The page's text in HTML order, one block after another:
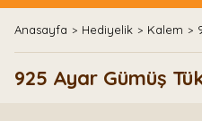
Anasayfa Hediyelik Kalem
925 Ayar Gümüş